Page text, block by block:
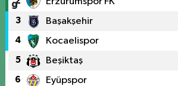
3 Başakşehir
4 Kocaelispor
5 Beşiktaş
6 Eyüpspor